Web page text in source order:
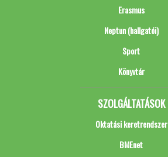
Erasmus
Neptun (hallgatói)
Sport
Könyvtár
SZOLGÁLTATÁSOK
Oktatási keretrendszer
BMEnet